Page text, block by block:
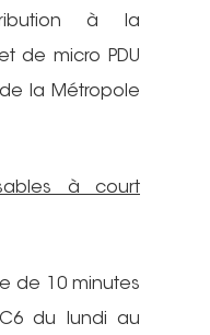
à la
de micro PDU
la Métropole
à court
de 10 minutes
du lundi au